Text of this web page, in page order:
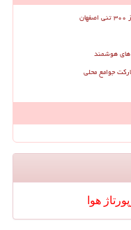
های هوشمند
جوامع محلی
هوا